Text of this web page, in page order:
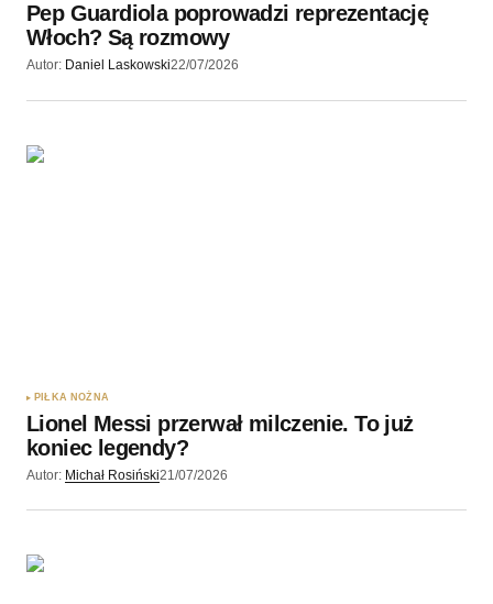
Pep Guardiola poprowadzi reprezentację
Włoch? Są rozmowy
Autor: Daniel Laskowski22/07/2026
PIŁKA NOŻNA
Lionel Messi przerwał milczenie. To już
koniec legendy?
Autor: Michał Rosiński21/07/2026